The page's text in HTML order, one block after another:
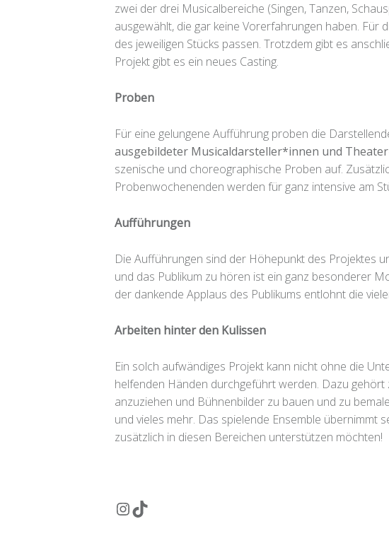
zwei der drei Musicalbereiche (Singen, Tanzen,
ausgewählt, die gar keine Vorerfahrungen haben. Für
des jeweiligen Stücks passen. Trotzdem gibt es
Projekt gibt es ein neues Casting.
Proben
Für eine gelungene Aufführung proben die
ausgebildeter Musicaldarsteller*innen und
szenische und choreographische Proben auf.
Probenwochenenden werden für ganz intensive am
Aufführungen
Die Aufführungen sind der Höhepunkt des Projektes
und das Publikum zu hören ist ein ganz besonderer
der dankende Applaus des Publikums entlohnt die
Arbeiten hinter den Kulissen
Ein solch aufwändiges Projekt kann nicht ohne die
helfenden Händen durchgeführt werden. Dazu
anzuziehen und Bühnenbilder zu bauen und zu
und vieles mehr. Das spielende Ensemble
zusätzlich in diesen Bereichen unterstützen möchten!
Instagram
TikTok